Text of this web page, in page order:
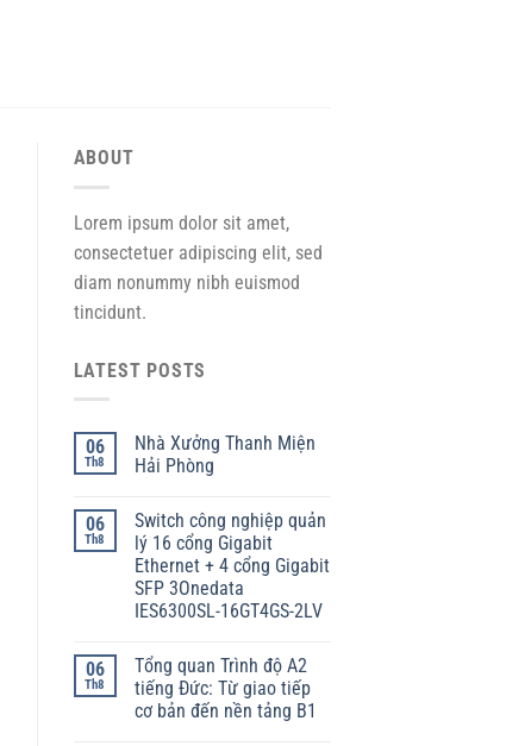
ABOUT
Lorem ipsum dolor sit amet,
consectetuer adipiscing elit, sed
diam nonummy nibh euismod
tincidunt.
LATEST POSTS
06
Th8
Nhà Xưởng Thanh Miện
Hải Phòng
06
Th8
Switch công nghiệp quản
lý 16 cổng Gigabit
Ethernet + 4 cổng Gigabit
SFP 3Onedata
IES6300SL-16GT4GS-2LV
06
Th8
Tổng quan Trình độ A2
tiếng Đức: Từ giao tiếp
cơ bản đến nền tảng B1